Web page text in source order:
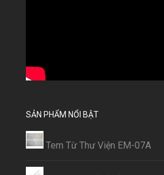
SẢN PHẨM NỔI BẬT
Tem Từ Thư Viện EM-07A